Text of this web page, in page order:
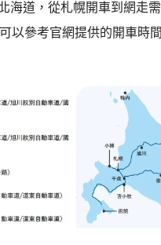
海道，從札幌開車到網走
以參考官網提供的開車時